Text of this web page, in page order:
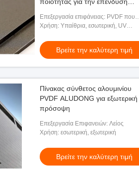
Επεξεργασία επιφάνειας: PVDF που
ντύνεται, PE που ντύνεται,
Χρήση: Υπαίθρια, εσωτερική, UV
εσωτερικός, τοίχος κουρτινών και
εξωτερικήΒρείτε την καλύτερη τιμή
Πίνακας σύνθετος αλουμινίου
PVDF ALUDONG για εξωτερική
πρόσοψη
Επεξεργασία Επιφανειών: Λείος
Χρήση: εσωτερική, εξωτερική
Βρείτε την καλύτερη τιμή